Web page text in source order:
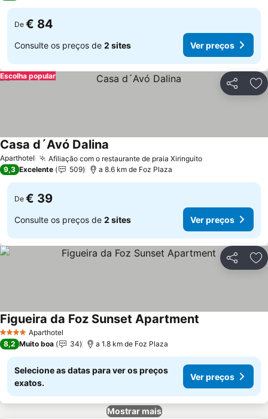
De € 84
Consulte os preços de 2 sites Ver preços
Partilhar
Escolha popular
Aparthotel Afiliação com o restaurante de praia XiringuitoVer preços
Casa d´Avó Dalina
9,3 Excelente 509 a 8.6 km de Foz Plaza
De € 39
Consulte os preços de 2 sites Ver preços
Partilhar
4 EstrelasAparthotel
Figueira da Foz Sunset Apartment
8,2 Muito boa 34 a 1.8 km de Foz Plaza
Selecione as datas para ver os preços
exatos.
Ver preços
Mostrar mais